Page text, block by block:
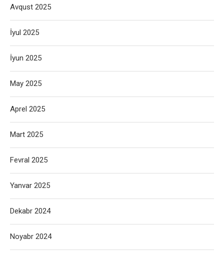
Avqust 2025
İyul 2025
İyun 2025
May 2025
Aprel 2025
Mart 2025
Fevral 2025
Yanvar 2025
Dekabr 2024
Noyabr 2024